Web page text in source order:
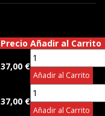
Precio Añadir al Carrito
37,00 €
Añadir al Carrito
37,00 €
Añadir al Carrito